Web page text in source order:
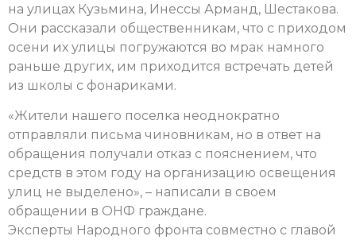
на улицах Кузьмина, Инессы Арманд, Шестакова.
Они рассказали общественникам, что с приходом
осени их улицы погружаются во мрак намного
раньше других, им приходится встречать детей
из школы с фонариками.
«Жители нашего поселка неоднократно
отправляли письма чиновникам, но в ответ на
обращения получали отказ с пояснением, что
средств в этом году на организацию освещения
улиц не выделено», – написали в своем
обращении в ОНФ граждане.
Эксперты Народного фронта совместно с главой